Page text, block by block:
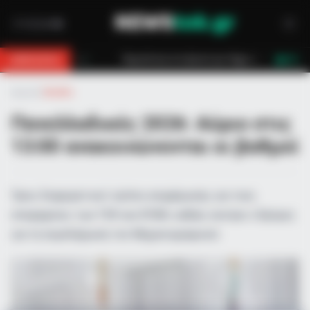
Πανελλαδικές 2026: Αύριο στις
13:00 ανακοινώνονται οι βαθμοί